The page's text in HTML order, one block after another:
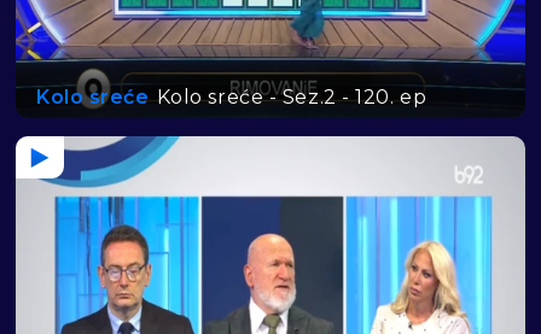
Kolo sreće Kolo sreće - Sez.2 - 120. ep